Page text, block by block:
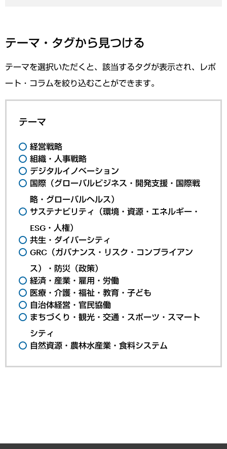
テーマ・タグから見つける
テーマを選択いただくと、該当するタグが表示され、レポ
ート・コラムを絞り込むことができます。
テーマ
経営戦略
組織・人事戦略
デジタルイノベーション
国際（グローバルビジネス・開発支援・国際戦
略・グローバルヘルス）
サステナビリティ（環境・資源・エネルギー・
ESG・人権）
共生・ダイバーシティ
GRC（ガバナンス・リスク・コンプライアン
ス）・防災（政策）
経済・産業・雇用・労働
医療・介護・福祉・教育・子ども
自治体経営・官民協働
まちづくり・観光・交通・スポーツ・スマート
シティ
自然資源・農林水産業・食料システム